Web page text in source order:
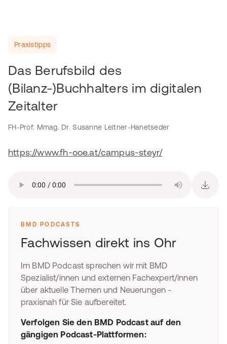
Praxistipps
Das Berufsbild des
(Bilanz-)Buchhalters im digitalen
Zeitalter
FH-Prof. Mmag. Dr. Susanne Leitner-Hanetseder
https://www.fh-ooe.at/campus-steyr/
BMD PODCASTS
Fachwissen direkt ins Ohr
Im BMD Podcast sprechen wir mit BMD
Spezialist/innen und externen Fachexpert/innen
über aktuelle Themen und Neuerungen -
praxisnah für Sie aufbereitet.
Verfolgen Sie den BMD Podcast auf den
gängigen Podcast-Plattformen: